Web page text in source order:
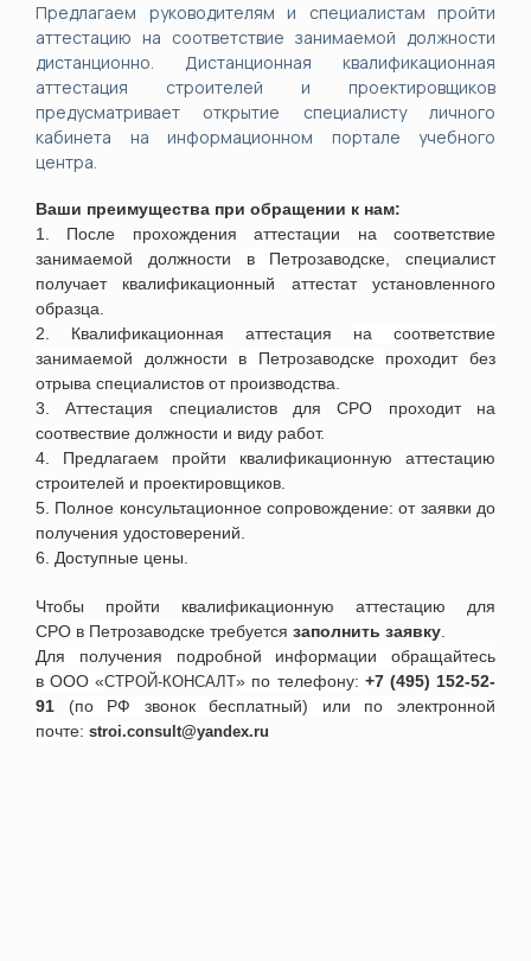
Предлагаем руководителям и специалистам пройти
аттестацию на соответствие занимаемой должности
дистанционно. Дистанционная квалификационная
аттестация строителей и проектировщиков
предусматривает открытие специалисту личного
кабинета на информационном портале учебного
центра.
Ваши преимущества при обращении к нам:
1. После прохождения аттестации на соответствие
занимаемой должности в Петрозаводске , специалист
получает квалификационный аттестат установленного
образца.
2. Квалификационная аттестация на соответствие
занимаемой должности
в Петрозаводске проходит без
отрыва специалистов от производства.
3. Аттестация специалистов для СРО проходит на
соотвествие должности и виду работ.
4. Предлагаем пройти квалификационную аттестацию
строителей и проектировщиков.
5. Полное консультационное сопровождение: от заявки до
получения удостоверений.
6. Доступные цены.
Чтобы пройти квалификационную аттестацию для
СРО в Петрозаводске требуется заполнить заявку
Для получения подробной информации обращайтесь
в ООО «СТРОЙ-КОНСАЛТ» по телефону: +7 (495) 152-52-
91
(по РФ звонок бесплатный) или по электронной
почте: stroi.consult@yandex.ru